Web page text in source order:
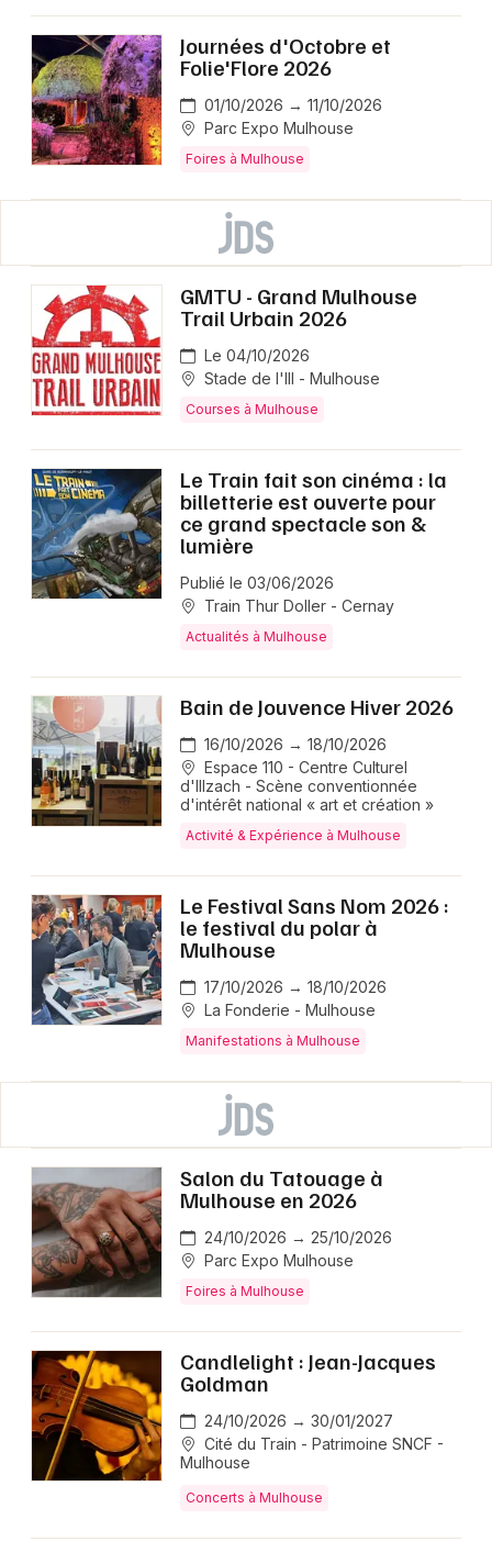
Journées d'Octobre et
Folie'Flore 2026
01/10/2026 → 11/10/2026
Parc Expo Mulhouse
Foires à Mulhouse
GMTU - Grand Mulhouse
Trail Urbain 2026
Le 04/10/2026
Stade de l'Ill - Mulhouse
Courses à Mulhouse
Le Train fait son cinéma : la
billetterie est ouverte pour
ce grand spectacle son &
lumière
Publié le 03/06/2026
Train Thur Doller - Cernay
Actualités à Mulhouse
Bain de Jouvence Hiver 2026
16/10/2026 → 18/10/2026
Espace 110 - Centre Culturel
d'Illzach - Scène conventionnée
d'intérêt national « art et création »
Activité & Expérience à Mulhouse
Le Festival Sans Nom 2026 :
le festival du polar à
Mulhouse
17/10/2026 → 18/10/2026
La Fonderie - Mulhouse
Manifestations à Mulhouse
Salon du Tatouage à
Mulhouse en 2026
24/10/2026 → 25/10/2026
Parc Expo Mulhouse
Foires à Mulhouse
Candlelight : Jean-Jacques
Goldman
24/10/2026 → 30/01/2027
Cité du Train - Patrimoine SNCF -
Mulhouse
Concerts à Mulhouse